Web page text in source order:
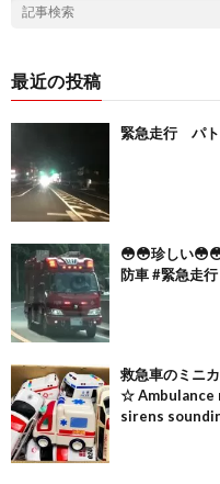
最近の投稿
緊急走行 パト
😳😳珍しい
防車 #緊急走
救急車のミニ
☆ Ambulance
sirens